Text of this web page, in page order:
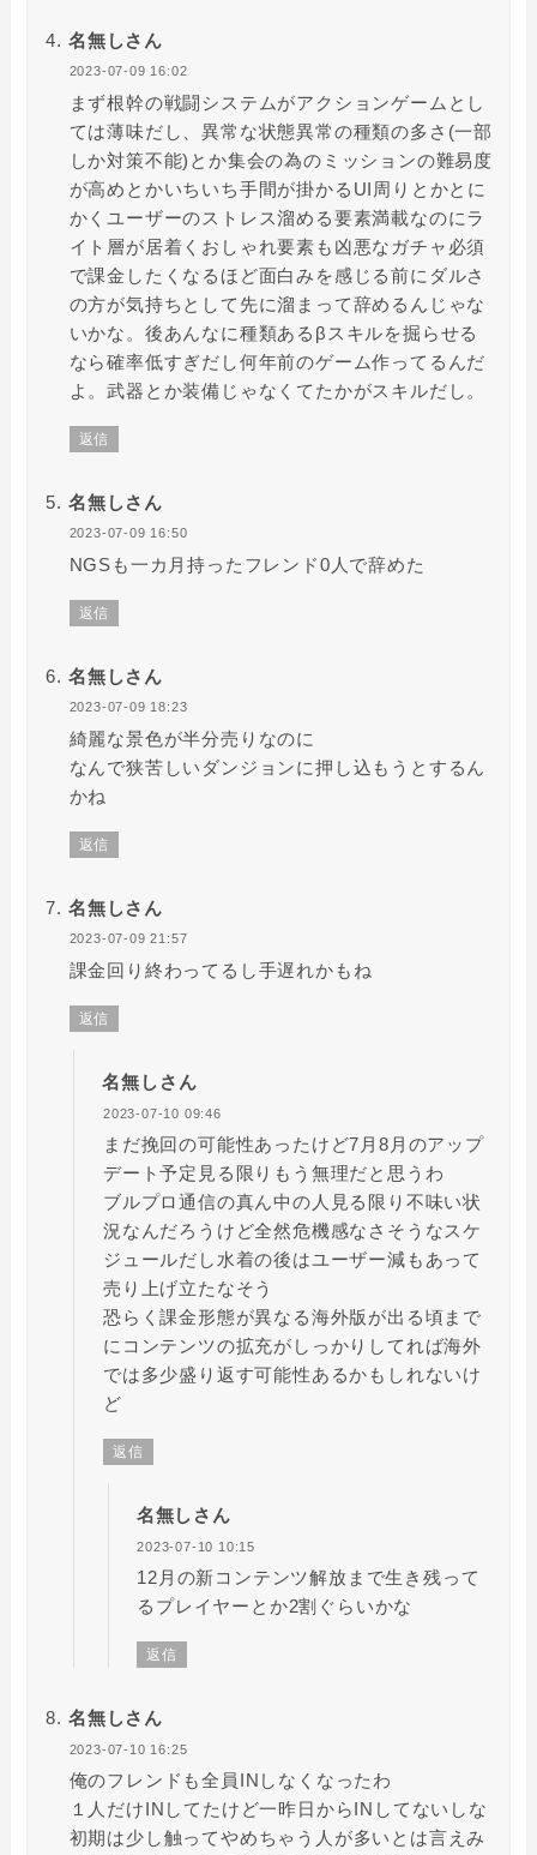
名無しさん
2023-07-09 16:02
まず根幹の戦闘システムがアクションゲームとし
ては薄味だし、異常な状態異常の種類の多さ(一部
しか対策不能)とか集会の為のミッションの難易度
が高めとかいちいち手間が掛かるUI周りとかとに
かくユーザーのストレス溜める要素満載なのにラ
イト層が居着くおしゃれ要素も凶悪なガチャ必須
で課金したくなるほど面白みを感じる前にダルさ
の方が気持ちとして先に溜まって辞めるんじゃな
いかな。後あんなに種類あるβスキルを掘らせる
なら確率低すぎだし何年前のゲーム作ってるんだ
よ。武器とか装備じゃなくてたかがスキルだし。
返信
名無しさん
2023-07-09 16:50
NGSも一カ月持ったフレンド0人で辞めた
返信
名無しさん
2023-07-09 18:23
綺麗な景色が半分売りなのに
なんで狭苦しいダンジョンに押し込もうとするん
かね
返信
名無しさん
2023-07-09 21:57
課金回り終わってるし手遅れかもね
返信
名無しさん
2023-07-10 09:46
まだ挽回の可能性あったけど7月8月のアップ
デート予定見る限りもう無理だと思うわ
ブルプロ通信の真ん中の人見る限り不味い状
況なんだろうけど全然危機感なさそうなスケ
ジュールだし水着の後はユーザー減もあって
売り上げ立たなそう
恐らく課金形態が異なる海外版が出る頃まで
にコンテンツの拡充がしっかりしてれば海外
では多少盛り返す可能性あるかもしれないけ
ど
返信
名無しさん
2023-07-10 10:15
12月の新コンテンツ解放まで生き残って
るプレイヤーとか2割ぐらいかな
返信
名無しさん
2023-07-10 16:25
俺のフレンドも全員INしなくなったわ
１人だけINしてたけど一昨日からINしてないしな
初期は少し触ってやめちゃう人が多いとは言えみ